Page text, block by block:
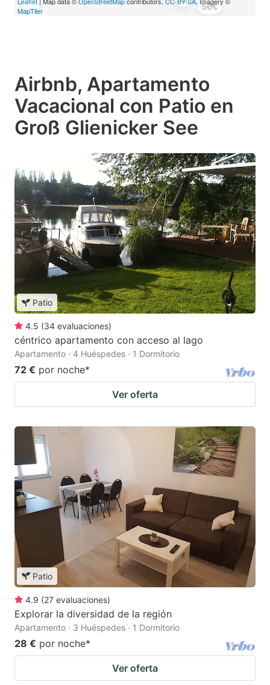
56€
MapTiler
Airbnb, Apartamento
Vacacional con Patio en
Groß Glienicker See
Patio
4.5 (34 evaluaciones)
céntrico apartamento con acceso al lago
Apartamento · 4 Huéspedes · 1 Dormitorio
72 € por noche*
Ver oferta
Patio
4.9 (27 evaluaciones)
Explorar la diversidad de la región
Apartamento · 3 Huéspedes · 1 Dormitorio
28 € por noche*
Ver oferta